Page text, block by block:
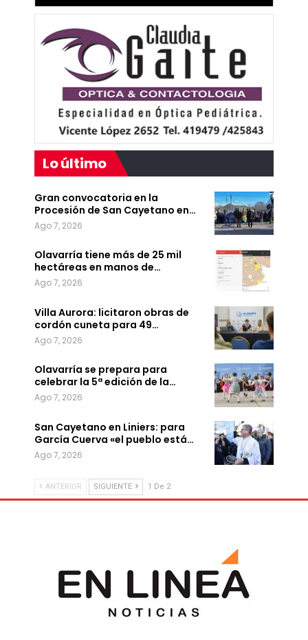
Lo último
Gran convocatoria en la
Procesión de San Cayetano en…
Ago 7, 2026
Olavarría tiene más de 25 mil
hectáreas en manos de…
Ago 7, 2026
Villa Aurora: licitaron obras de
cordón cuneta para 49…
Ago 7, 2026
Olavarría se prepara para
celebrar la 5ª edición de la…
Ago 7, 2026
San Cayetano en Liniers: para
García Cuerva «el pueblo está…
Ago 7, 2026
ANTERIOR SIGUIENTE 1 De 2